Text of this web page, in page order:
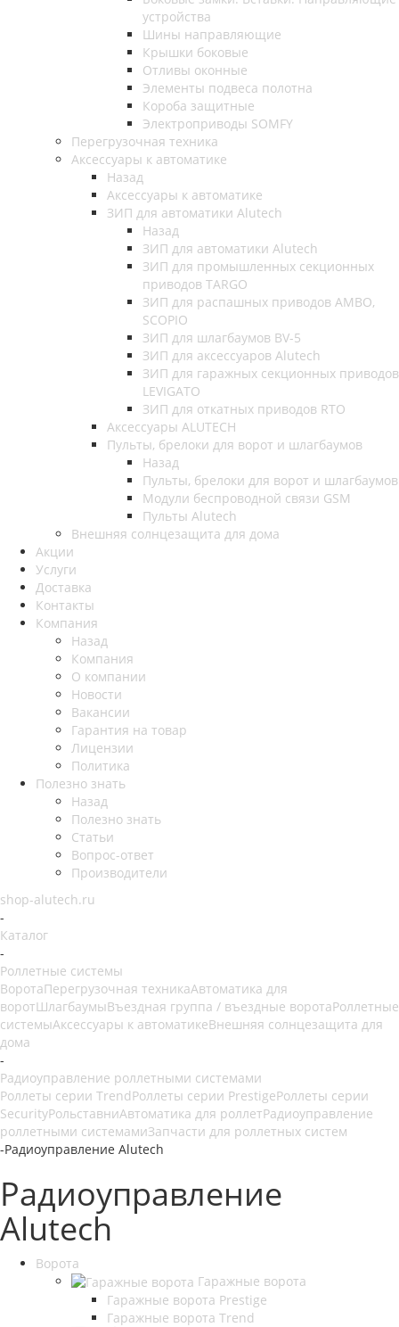
устройства
Шины направляющие
Крышки боковые
Отливы оконные
Элементы подвеса полотна
Короба защитные
Электроприводы SOMFY
Перегрузочная техника
Аксессуары к автоматике
Назад
Аксессуары к автоматике
ЗИП для автоматики Alutech
Назад
ЗИП для автоматики Alutech
ЗИП для промышленных секционных
приводов TARGO
ЗИП для распашных приводов AMBO,
SCOPIO
ЗИП для шлагбаумов BV-5
ЗИП для аксессуаров Alutech
ЗИП для гаражных секционных приводов
LEVIGATO
ЗИП для откатных приводов RTO
Аксессуары ALUTECH
Пульты, брелоки для ворот и шлагбаумов
Назад
Пульты, брелоки для ворот и шлагбаумов
Модули беспроводной связи GSM
Пульты Alutech
Внешняя солнцезащита для дома
Акции
Услуги
Доставка
Контакты
Компания
Назад
Компания
О компании
Новости
Вакансии
Гарантия на товар
Лицензии
Политика
Полезно знать
Назад
Полезно знать
Статьи
Вопрос-ответ
Производители
shop-alutech.ru
-
Каталог
-
Роллетные системы
ВоротаПерегрузочная техникаАвтоматика для
воротШлагбаумыВъездная группа / въездные воротаРоллетные
системыАксессуары к автоматикеВнешняя солнцезащита для
дома
-
Радиоуправление роллетными системами
Роллеты серии TrendРоллеты серии PrestigeРоллеты серии
SecurityРольставниАвтоматика для роллетРадиоуправление
роллетными системамиЗапчасти для роллетных систем
-Радиоуправление Alutech
Радиоуправление
Alutech
Ворота
Гаражные ворота
Гаражные ворота Prestige
Гаражные ворота Trend